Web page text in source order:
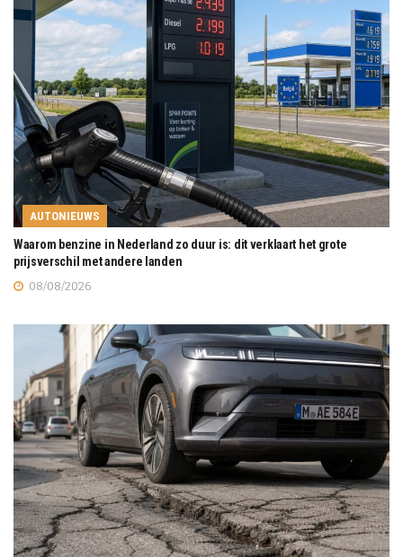
AUTONIEUWS
Waarom benzine in Nederland zo duur is: dit verklaart het grote
prijsverschil met andere landen
08/08/2026